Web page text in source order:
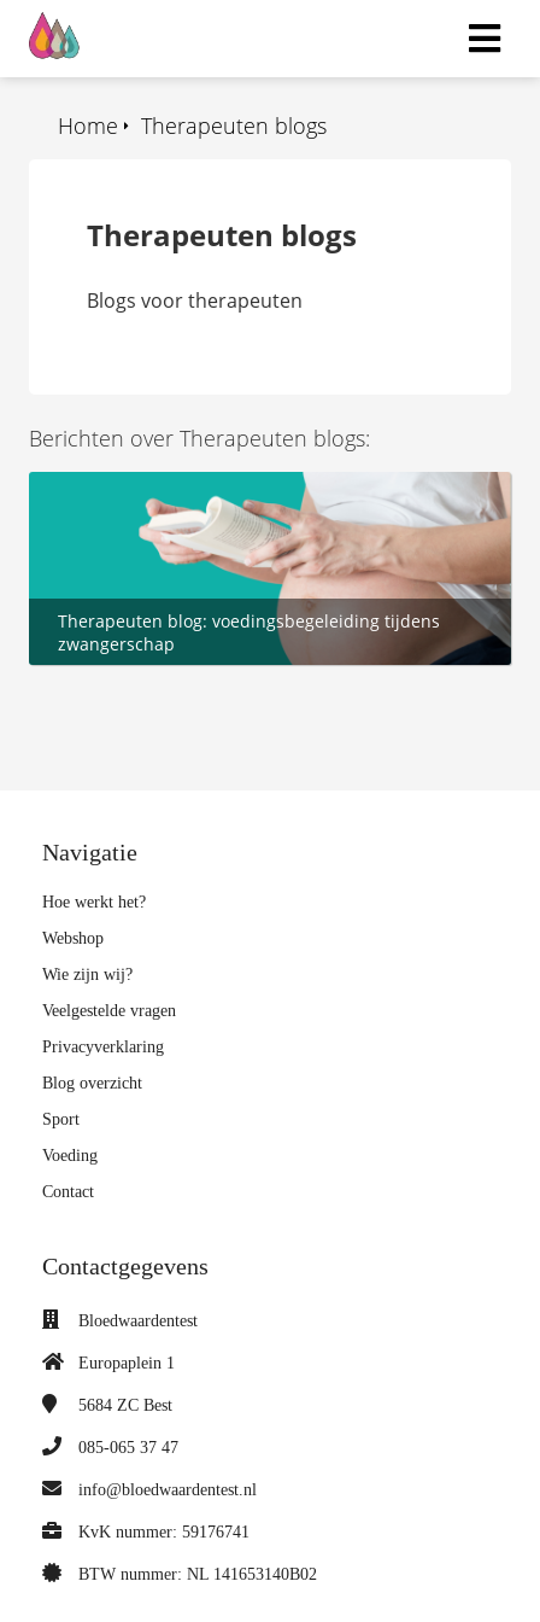
Therapeuten blogs
Home
Therapeuten blogs
Blogs voor therapeuten
Berichten over Therapeuten blogs:
Therapeuten blog: voedingsbegeleiding tijdens
zwangerschap
Navigatie
Hoe werkt het?
Webshop
Wie zijn wij?
Veelgestelde vragen
Privacyverklaring
Blog overzicht
Sport
Voeding
Contact
Contactgegevens
Bloedwaardentest
Europaplein 1
5684 ZC Best
085-065 37 47
info@bloedwaardentest.nl
KvK nummer: 59176741
BTW nummer: NL 141653140B02